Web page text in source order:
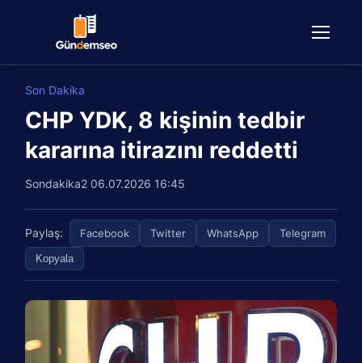
Son Dakika
CHP YDK, 8 kişinin tedbir
kararına itirazını reddetti
Sondakika2 06.07.2026 16:45
Paylaş: Facebook Twitter WhatsApp Telegram
Kopyala